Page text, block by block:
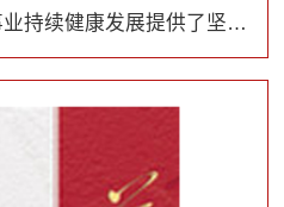
持续健康发展提供了坚强
业协会商会党组织和广大
“四个自信”，做到“两个维
领，巩固深化“两个全覆盖”
量，以优异成绩迎接新中